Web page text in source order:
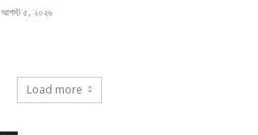
আগস্ট ৫, ২০২৬
Load more